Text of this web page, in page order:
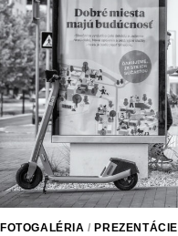
FOTOGALÉRIA / PREZENTÁCIE